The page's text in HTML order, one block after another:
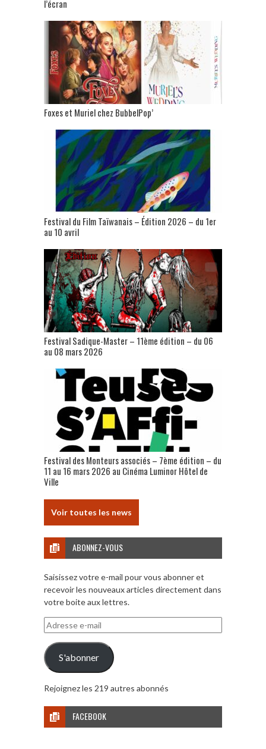
l’écran
Foxes et Muriel chez BubbelPop’
Festival du Film Taïwanais – Édition 2026 – du 1er
au 10 avril
Festival Sadique-Master – 11ème édition – du 06
au 08 mars 2026
Festival des Monteurs associés – 7ème édition – du
11 au 16 mars 2026 au Cinéma Luminor Hôtel de
Ville
Voir toutes les news
ABONNEZ-VOUS
Saisissez votre e-mail pour vous abonner et
recevoir les nouveaux articles directement dans
votre boite aux lettres.
Adresse
e-
mail
S'abonner
Rejoignez les 219 autres abonnés
FACEBOOK